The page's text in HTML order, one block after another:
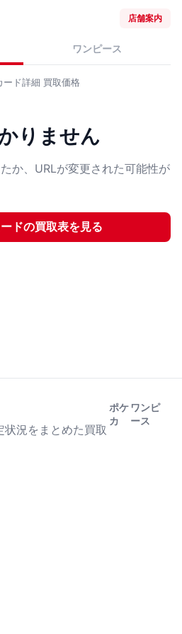
店舗案内
ワンピース
ード詳細 買取価格
りません
か、URLが変更された可能性が
ドの買取表を見る
況をまとめた買取
ポケ
カ
ワンピ
ース